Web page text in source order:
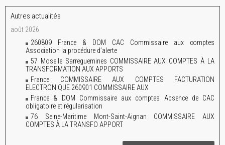
Autres actualités
août 2026
260809 France & DOM CAC Commissaire aux comptes
Association la procédure d’alerte
57 Moselle Sarreguemines COMMISSAIRE AUX COMPTES À LA
TRANSFORMATION AUX APPORTS
France COMMISSAIRE AUX COMPTES FACTURATION
ELECTRONIQUE 260901 COMMISSAIRE AUX
France & DOM Commissaire aux comptes Absence de CAC
obligatoire et régularisation
76 Seine-Maritime Mont-Saint-Aignan COMMISSAIRE AUX
COMPTES À LA TRANSFO APPORT